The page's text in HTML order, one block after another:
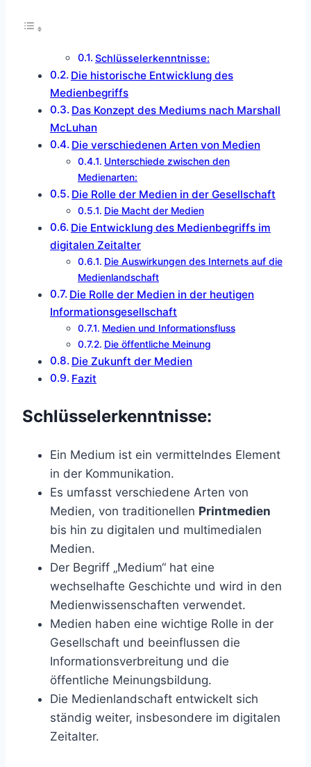
Schlüsselerkenntnisse:
Die historische Entwicklung des
Medienbegriffs
Das Konzept des Mediums nach Marshall
McLuhan
Die verschiedenen Arten von Medien
Unterschiede zwischen den
Medienarten:
Die Rolle der Medien in der Gesellschaft
Die Macht der Medien
Die Entwicklung des Medienbegriffs im
digitalen Zeitalter
Die Auswirkungen des Internets auf die
Medienlandschaft
Die Rolle der Medien in der heutigen
Informationsgesellschaft
Medien und Informationsfluss
Die öffentliche Meinung
Die Zukunft der Medien
Fazit
Schlüsselerkenntnisse:
Ein Medium ist ein vermittelndes Element
in der Kommunikation.
Es umfasst verschiedene Arten von
Medien, von traditionellen Printmedien
bis hin zu digitalen und multimedialen
Medien.
Der Begriff „Medium“ hat eine
wechselhafte Geschichte und wird in den
Medienwissenschaften verwendet.
Medien haben eine wichtige Rolle in der
Gesellschaft und beeinflussen die
Informationsverbreitung und die
öffentliche Meinungsbildung.
Die Medienlandschaft entwickelt sich
ständig weiter, insbesondere im digitalen
Zeitalter.